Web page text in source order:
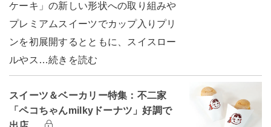
ケーキ」の新しい形状への取り組みや
プレミアムスイーツでカップ入りプリ
ンを初展開するとともに、スイスロー
ルやス…続きを読む
スイーツ＆ベーカリー特集：不二家
「ペコちゃんmilkyドーナツ」好調で